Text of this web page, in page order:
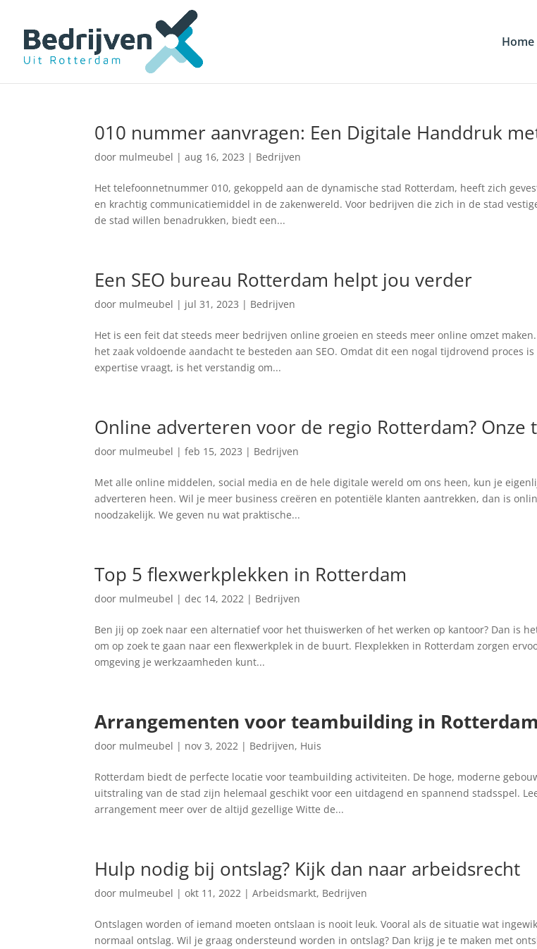
Home
010 nummer aanvragen: Een Digitale Handdruk
door mulmeubel |aug 16, 2023 | Bedrijven
Het telefoonnetnummer 010, gekoppeld aan de dynamische stad Rotterdam, heeft zich
en krachtig communicatiemiddel in de zakenwereld. Voor bedrijven die zich in de stad
de stad willen benadrukken, biedt een...
Een SEO bureau Rotterdam helpt jou verder
door mulmeubel | jul 31, 2023 | Bedrijven
Het is een feit dat steeds meer bedrijven online groeien en steeds meer online omzet
het zaak voldoende aandacht te besteden aan SEO. Omdat dit een nogal tijdrovend proces
expertise vraagt, is het verstandig om...
Online adverteren voor de regio Rotterdam? Onze
door mulmeubel |feb 15, 2023 | Bedrijven
Met alle online middelen, social media en de hele digitale wereld om ons heen, kun je
adverteren heen. Wil je meer business creëren en potentiële klanten aantrekken, dan is
noodzakelijk. We geven nu wat praktische...
Top 5 flexwerkplekken in Rotterdam
door mulmeubel |dec 14, 2022 | Bedrijven
Ben jij op zoek naar een alternatief voor het thuiswerken of het werken op kantoor? Dan is
om op zoek te gaan naar een flexwerkplek in de buurt. Flexplekken in Rotterdam zorgen
omgeving je werkzaamheden kunt...
Arrangementen voor teambuilding in Rotterdam
door mulmeubel | nov 3, 2022 | Bedrijven, Huis
Rotterdam biedt de perfecte locatie voor teambuilding activiteiten. De hoge, moderne
uitstraling van de stad zijn helemaal geschikt voor een uitdagend en spannend stadsspel.
arrangement meer over de altijd gezellige Witte de...
Hulp nodig bij ontslag? Kijk dan naar arbeidsrecht
door mulmeubel |okt 11, 2022 |Arbeidsmarkt, Bedrijven
Ontslagen worden of iemand moeten ontslaan is nooit leuk. Vooral als de situatie wat
normaal ontslag. Wil je graag ondersteund worden in ontslag? Dan krijg je te maken met